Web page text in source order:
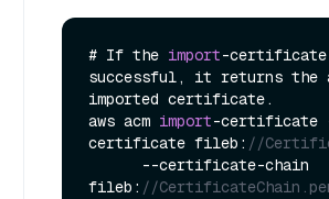
# If the import-certificate
successful, it returns the
imported certificate.
aws acm import-certificate
certificate fileb: //
fileb: //